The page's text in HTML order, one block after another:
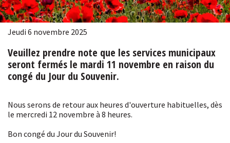
Jeudi 6 novembre 2025
Veuillez prendre note que les services municipaux
seront fermés le mardi 11 novembre en raison du
congé du Jour du Souvenir.
Nous serons de retour aux heures d'ouverture habituelles, dès
le mercredi 12 novembre à 8 heures.
Bon congé du Jour du Souvenir!